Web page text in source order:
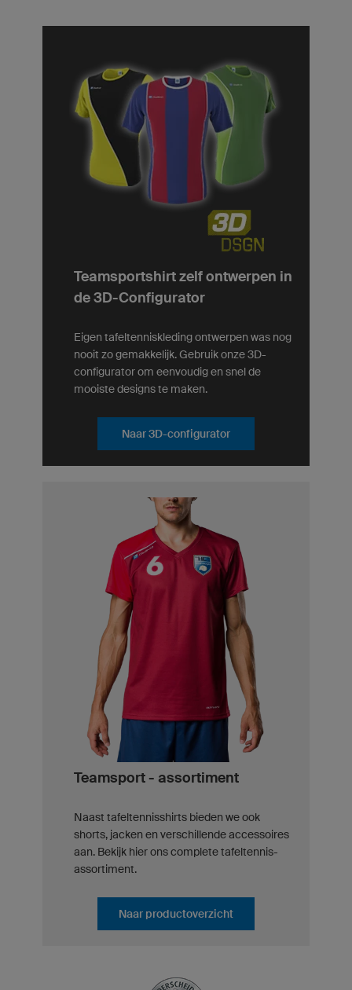
Teamsportshirt zelf ontwerpen in
de 3D-Configurator
Eigen tafeltenniskleding ontwerpen was nog
nooit zo gemakkelijk. Gebruik onze 3D-
configurator om eenvoudig en snel de
mooiste designs te maken.
Naar 3D-configurator
Teamsport - assortiment
Naast tafeltennisshirts bieden we ook
shorts, jacken en verschillende accessoires
aan. Bekijk hier ons complete tafeltennis-
assortiment.
Naar productoverzicht